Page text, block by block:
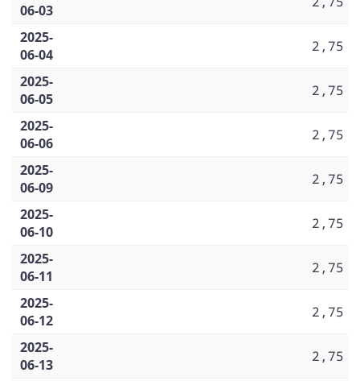
06-03
2025-
06-04
2,75
2025-
06-05
2,75
2025-
06-06
2,75
2025-
06-09
2,75
2025-
06-10
2,75
2025-
06-11
2,75
2025-
06-12
2,75
2025-
06-13
2,75